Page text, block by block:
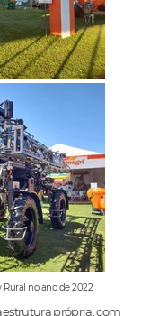
Rural no ano de 2022
própria, com